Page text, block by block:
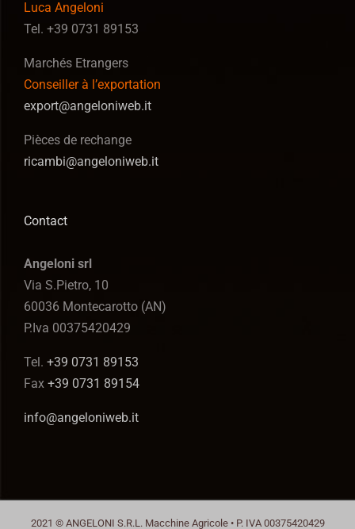
Luca Angeloni
Tel. +39 0731 89153
Marchés Etrangers
Conseiller à l’exportation
export@angeloniweb.it
Pièces de rechange
ricambi@angeloniweb.it
Contact
Angeloni srl
Via S.Pietro, 10
60036 Montecarotto (AN)
P.Iva 00375420429
Tel. +39 0731 89153
Fax +39 0731 89154
info@angeloniweb.it
2021 © ANGELONI S.R.L. Macchine Agricole • P. IVA 00375420429